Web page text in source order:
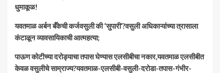
धुमाकूळ!
​यवतमाळ अर्बन बँकेची कर्जवसुली की ‘सुपारी’?वसुली अधिकाऱ्यांच्या त्रासाला
कंटाळून व्यावसायिकाची आत्महत्या;
पाऊण कोटीच्या दरोड्याचा तपास घेण्यास एलसीबीचा नकार,यवतमाळ एलसीबीत
केवळ वसुलीचे साम्राज्य?यवतमाळ-एलसीबी-वसुली-दरोडा-तपास-गंभीर-